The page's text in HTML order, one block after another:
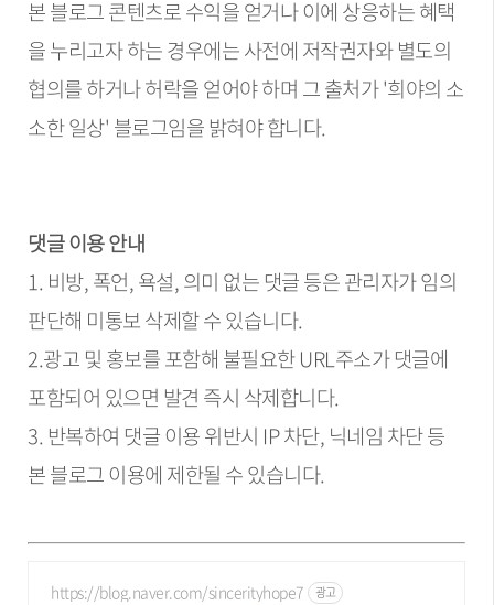
본 블로그 콘텐츠로 수익을 얻거나 이에 상응하는 혜택
을 누리고자 하는 경우에는 사전에 저작권자와 별도의
협의를 하거나 허락을 얻어야 하며 그 출처가 '희야의 소
소한 일상' 블로그임을 밝혀야 합니다.
댓글 이용 안내
1. 비방, 폭언, 욕설, 의미 없는 댓글 등은 관리자가 임의
판단해 미통보 삭제할 수 있습니다.
2.광고 및 홍보를 포함해 불필요한 URL주소가 댓글에
포함되어 있으면 발견 즉시 삭제합니다.
3. 반복하여 댓글 이용 위반시 IP 차단, 닉네임 차단 등
본 블로그 이용에 제한될 수 있습니다.
https://blog.naver.com/sincerityhope7 광고